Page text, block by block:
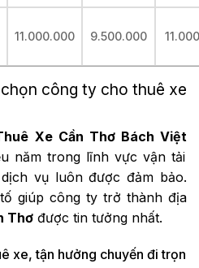
11.000.000 9.500.000
công ty cho thuê xe
Xe Cần Thơ Bách Việt
năm trong lĩnh vực vận tải
vụ luôn được đảm bảo.
giúp công ty trở thành địa
Thơ được tin tưởng nhất.
xe, tận hưởng chuyến đi trọn